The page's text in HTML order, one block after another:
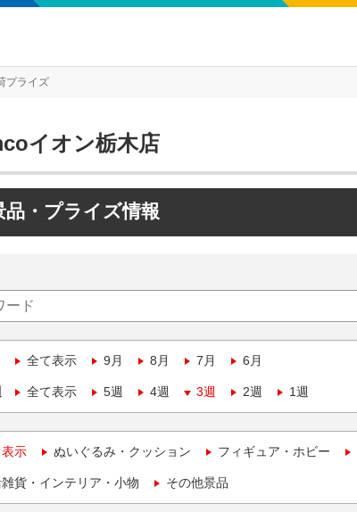
プライズ
イオン栃木店
品・プライズ情報
全て表示 9月 8月 7月 6月
全て表示 5週 4週 3週 2週 1週
示 ぬいぐるみ・クッション フィギュア・ホビー
貨・インテリア・小物 その他景品